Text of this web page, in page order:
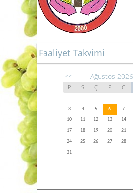
Faaliyet Takvimi
<< Ağustos 2026
P S Ç P C
3
4 5 6 7
10
11 12 13 14
17
18 19 20 21
24
25 26 27 28
31